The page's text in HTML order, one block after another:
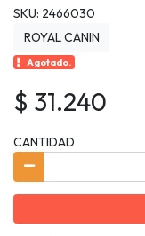
SKU: 2466030
ROYAL CANIN
Agotado.
$ 31.240
CANTIDAD